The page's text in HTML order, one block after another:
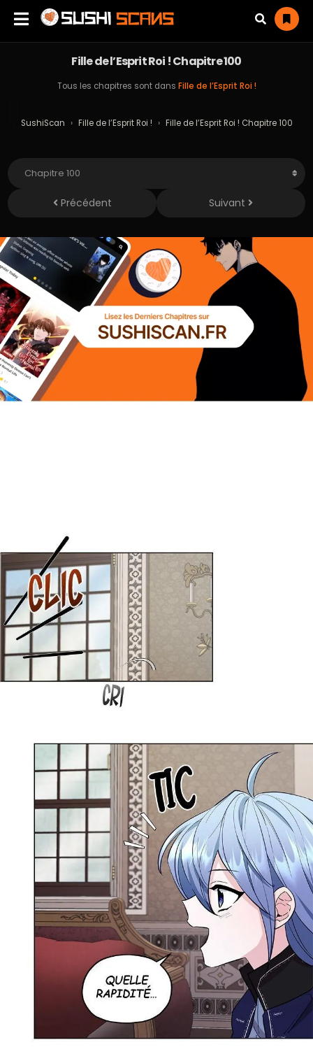
Fille de l’Esprit Roi ! Chapitre 100
Tous les chapitres sont dans Fille de l’Esprit Roi !
SushiScan › Fille de l’Esprit Roi ! › Fille de l’Esprit Roi ! Chapitre 100
Précédent Suivant